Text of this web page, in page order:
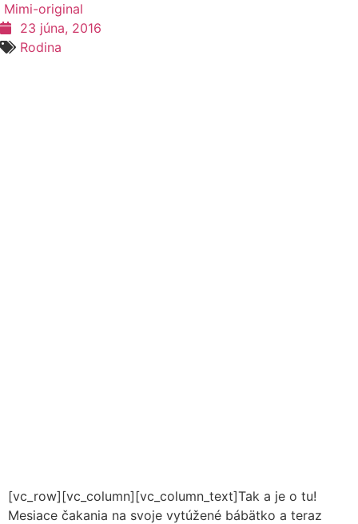
Mimi-original
23 júna, 2016
Rodina
[vc_row][vc_column][vc_column_text]Tak a je o tu!
Mesiace čakania na svoje vytúžené bábätko a teraz